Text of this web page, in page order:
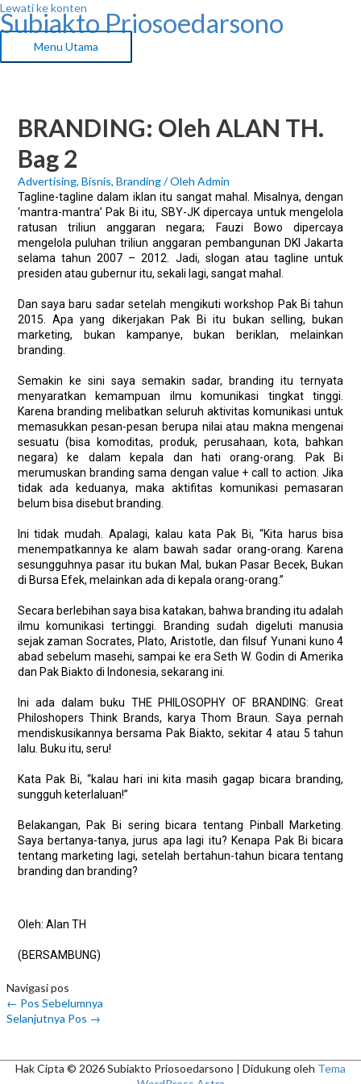
Lewati ke konten
Subiakto Priosoedarsono
Menu Utama
BRANDING: Oleh ALAN TH.
Bag 2
Advertising, Bisnis, Branding/ Oleh Admin
Tagline-tagline dalam iklan itu sangat mahal. Misalnya, dengan
‘mantra-mantra’ Pak Bi itu, SBY-JK dipercaya untuk mengelola
ratusan triliun anggaran negara; Fauzi Bowo dipercaya
mengelola puluhan triliun anggaran pembangunan DKI Jakarta
selama tahun 2007 – 2012. Jadi, slogan atau tagline untuk
presiden atau gubernur itu, sekali lagi, sangat mahal.
Dan saya baru sadar setelah mengikuti workshop Pak Bi tahun
2015. Apa yang dikerjakan Pak Bi itu bukan selling, bukan
marketing, bukan kampanye, bukan beriklan, melainkan
branding.
Semakin ke sini saya semakin sadar, branding itu ternyata
menyaratkan kemampuan ilmu komunikasi tingkat tinggi.
Karena branding melibatkan seluruh aktivitas komunikasi untuk
memasukkan pesan-pesan berupa nilai atau makna mengenai
sesuatu (bisa komoditas, produk, perusahaan, kota, bahkan
negara) ke dalam kepala dan hati orang-orang. Pak Bi
merumuskan branding sama dengan value + call to action. Jika
tidak ada keduanya, maka aktifitas komunikasi pemasaran
belum bisa disebut branding.
Ini tidak mudah. Apalagi, kalau kata Pak Bi, “Kita harus bisa
menempatkannya ke alam bawah sadar orang-orang. Karena
sesungguhnya pasar itu bukan Mal, bukan Pasar Becek, Bukan
di Bursa Efek, melainkan ada di kepala orang-orang.”
Secara berlebihan saya bisa katakan, bahwa branding itu adalah
ilmu komunikasi tertinggi. Branding sudah digeluti manusia
sejak zaman Socrates, Plato, Aristotle, dan filsuf Yunani kuno 4
abad sebelum masehi, sampai ke era Seth W. Godin di Amerika
dan Pak Biakto di Indonesia, sekarang ini.
Ini ada dalam buku THE PHILOSOPHY OF BRANDING: Great
Philoshopers Think Brands, karya Thom Braun. Saya pernah
mendiskusikannya bersama Pak Biakto, sekitar 4 atau 5 tahun
lalu. Buku itu, seru!
Kata Pak Bi, “kalau hari ini kita masih gagap bicara branding,
sungguh keterlaluan!”
Belakangan, Pak Bi sering bicara tentang Pinball Marketing.
Saya bertanya-tanya, jurus apa lagi itu? Kenapa Pak Bi bicara
tentang marketing lagi, setelah bertahun-tahun bicara tentang
branding dan branding?
Oleh: Alan TH
(BERSAMBUNG)
Navigasi pos
← Pos Sebelumnya
Selanjutnya Pos →
Hak Cipta © 2026Subiakto Priosoedarsono | Didukung oleh Tema